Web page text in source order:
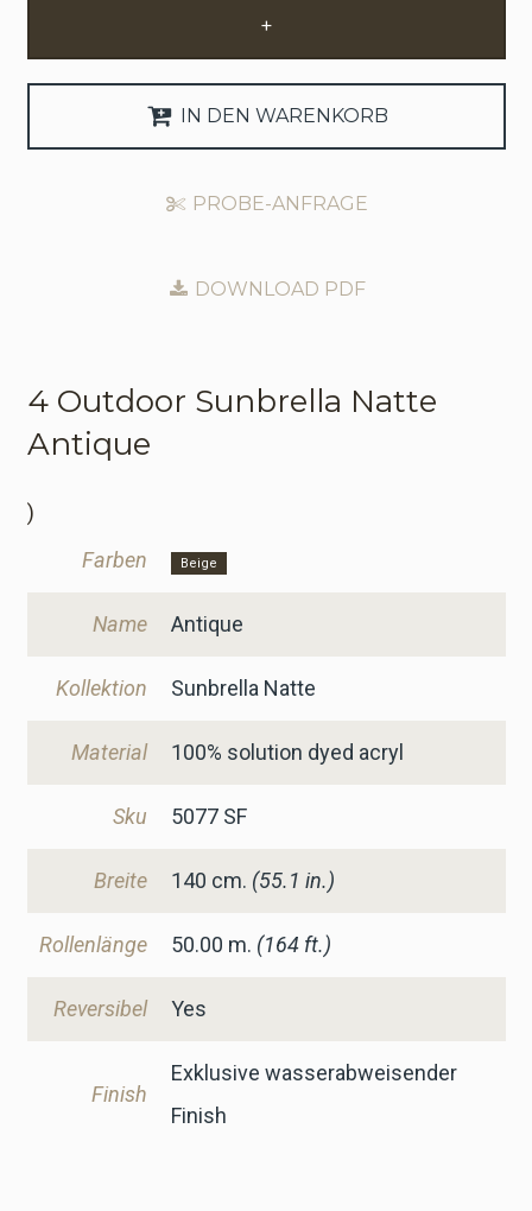
+
IN DEN WARENKORB
PROBE-ANFRAGE
DOWNLOAD PDF
4 Outdoor Sunbrella Natte
Antique
)
Farben
Beige
Name Antique
Kollektion Sunbrella Natte
Material 100% solution dyed acryl
Sku 5077 SF
Breite 140 cm. (55.1 in.)
Rollenlänge 50.00 m. (164 ft.)
Reversibel Yes
Finish
Exklusive wasserabweisender
Finish
Anfrage Geschäftskonto